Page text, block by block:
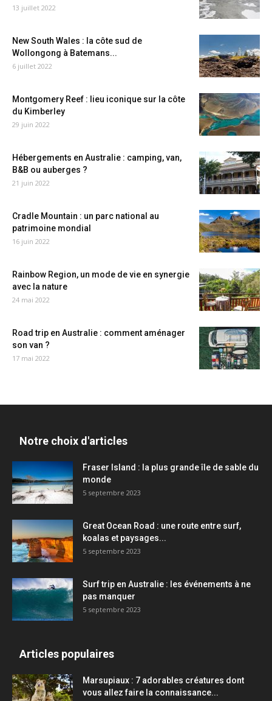
13 juillet 2022
New South Wales : la côte sud de
Wollongong à Batemans...
6 juillet 2022
Montgomery Reef : lieu iconique sur la côte
du Kimberley
29 juin 2022
Hébergements en Australie : camping, van,
B&B ou auberges ?
21 juin 2022
Cradle Mountain : un parc national au
patrimoine mondial
16 juin 2022
Rainbow Region, un mode de vie en synergie
avec la nature
24 mai 2022
Road trip en Australie : comment aménager
son van ?
17 mai 2022
Notre choix d'articles
Fraser Island : la plus grande île de sable du
monde
5 septembre 2023
Great Ocean Road : une route entre surf,
koalas et paysages...
5 septembre 2023
Surf trip en Australie : les événements à ne
pas manquer
5 septembre 2023
Articles populaires
Marsupiaux : 7 adorables créatures dont
vous allez faire la connaissance...